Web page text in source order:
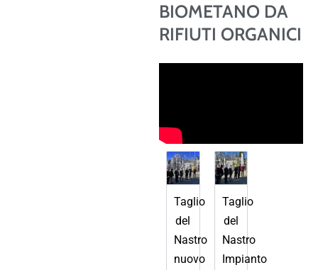
BIOMETANO DA
RIFIUTI ORGANICI
Taglio
del
Nastro
nuovo
Taglio
del
Nastro
Impianto